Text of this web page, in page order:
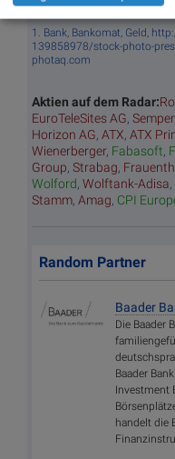
Bildnachweis
1. Bank, Bankomat, Geld,
139858978/stock-photo-
photaq.com
Aktien auf dem Radar:
EuroTeleSites AG,
Horizon AG, ATX, ATX
Wienerberger, Fabasoft,
Group, Strabag,
Wolford, Wolftank-Adisa,
Stamm, Amag, CPI
Random Partner
Baader
Die Baader
Baader
Investment
handelt die